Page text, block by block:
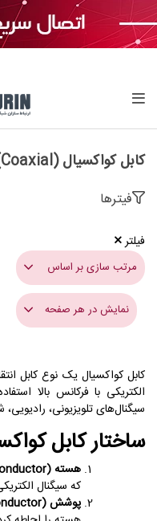
کابل کواکسیال (Coaxial)
فیترها
فیلتر
مرتب سازی بر اساس
نمایش در هر صفحه
کابل کواکسیال یک نوع کابل
الکتریکی با فرکانس بالا
سیگنال‌های تلویزیونی،
ساختار کابل
هسته (Center Conductor):
که سیگنال
پوشش (Outer Conductor):